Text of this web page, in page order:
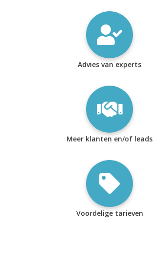
Advies van experts
Meer klanten en/of leads
Voordelige tarieven